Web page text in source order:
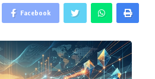
Facebook